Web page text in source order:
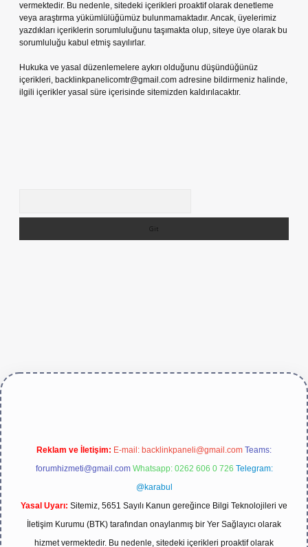
vermektedir. Bu nedenle, sitedeki içerikleri proaktif olarak denetleme
veya araştırma yükümlülüğümüz bulunmamaktadır. Ancak, üyelerimiz
yazdıkları içeriklerin sorumluluğunu taşımakta olup, siteye üye olarak bu
sorumluluğu kabul etmiş sayılırlar.
Hukuka ve yasal düzenlemelere aykırı olduğunu düşündüğünüz
içerikleri, backlinkpanelicomtr@gmail.com adresine bildirmeniz halinde,
ilgili içerikler yasal süre içerisinde sitemizden kaldırılacaktır.
Reklam ve İletişim: E-mail: backlinkpaneli@gmail.com Teams:
forumhizmeti@gmail.com Whatsapp: 0262 606 0 726 Telegram:
@karabul
Yasal Uyarı: Sitemiz, 5651 Sayılı Kanun gereğince Bilgi Teknolojileri ve
İletişim Kurumu (BTK) tarafından onaylanmış bir Yer Sağlayıcı olarak
hizmet vermektedir. Bu nedenle, sitedeki içerikleri proaktif olarak